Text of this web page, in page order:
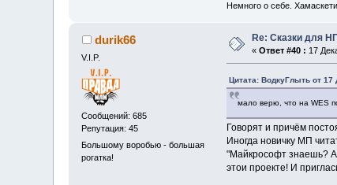
Немного о себе.
durik66
V.I.P.
Сообщений: 685
Репутация: 45
Большому воробью - большая
рогатка!
Re: Сказки для
«Ответ #40 : 17
Цитата: ВодкуГлыть от 17
мало верю, что на WES
Говорят и причём
Иногда новичку МП
"Майкрософт знаешь? А
этои проекте! И